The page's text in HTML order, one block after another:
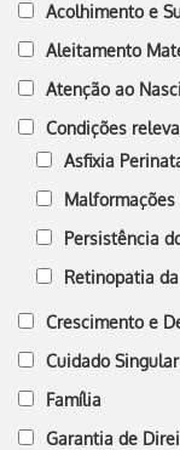
Acolhimento e
Aleitamento
Atenção ao
Condições
Asfixia
Persistência
Retinopatia
Crescimento e
Cuidado Singular
Família
Garantia de